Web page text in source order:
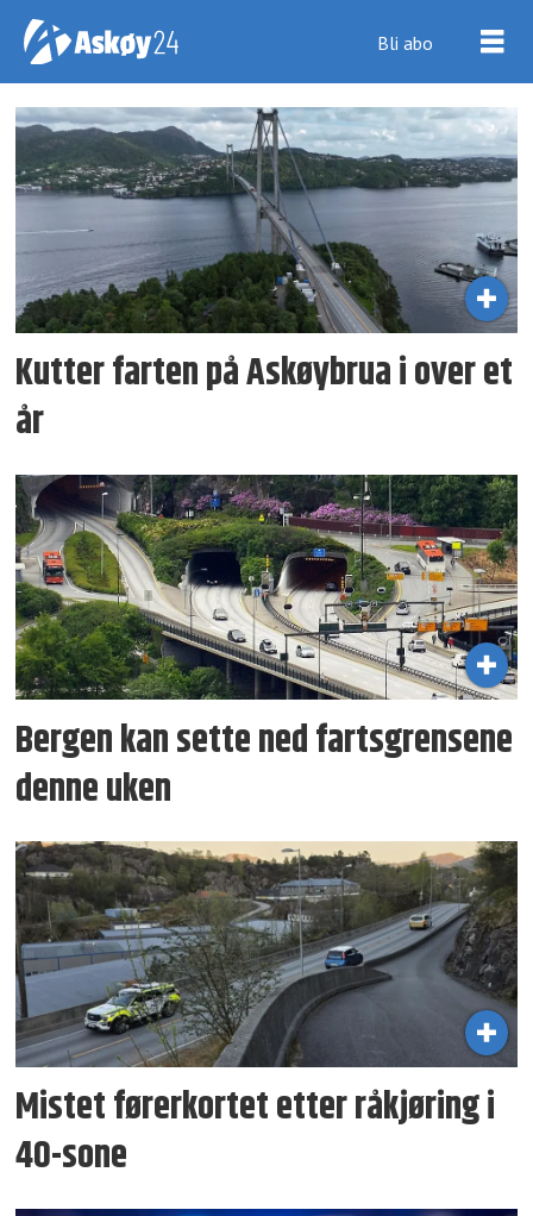
Bli abo
Tag:
fartsgrense
Kutter farten på Askøybrua i over et
år
Bergen kan sette ned fartsgrensene
denne uken
Mistet førerkortet etter råkjøring i
40-sone